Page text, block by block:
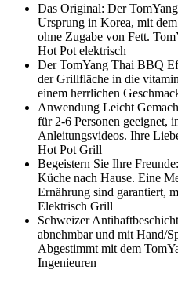
Das Original: Der
Ursprung in Korea, mit
ohne Zugabe von Fett.
Hot Pot elektrisch
Der TomYang Thai BBQ
der Grillfläche in die
einem herrlichen
Anwendung Leicht
für 2-6 Personen geeignet,
Anleitungsvideos. Ihre
Hot Pot Grill
Begeistern Sie Ihre
Küche nach Hause. Eine
Ernährung sind garantiert,
Elektrisch Grill
Schweizer
abnehmbar und mit Hand/
Abgestimmt mit dem
Ingenieuren